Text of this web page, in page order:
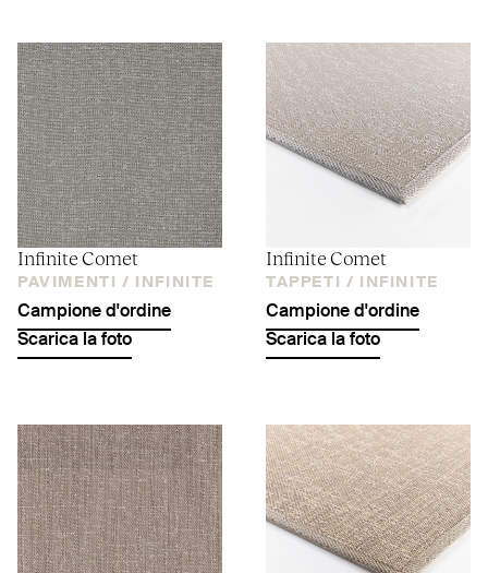
Infinite Comet
PAVIMENTI / INFINITE
Campione d'ordine
Scarica la foto
Infinite Comet
TAPPETI / INFINITE
Campione d'ordine
Scarica la foto